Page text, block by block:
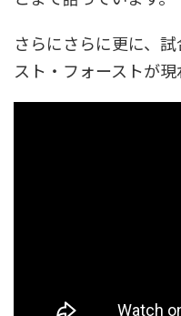
さらにさらに更に、
スト・フォーストが現